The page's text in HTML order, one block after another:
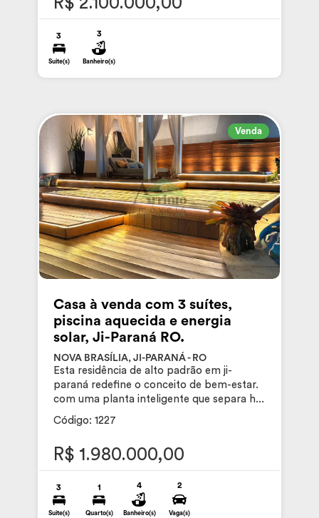
3
Suite(s)
3
Banheiro(s)
Venda
Casa à venda com 3 suítes,
piscina aquecida e energia
solar, Ji-Paraná RO.
NOVA BRASÍLIA, JI-PARANÁ - RO
Esta residência de alto padrão em ji-
paraná redefine o conceito de bem-estar.
com uma planta inteligente que separa h...
Código: 1227
R$ 1.980.000,00
3
Suite(s)
1
Quarto(s)
4
Banheiro(s)
2
Vaga(s)